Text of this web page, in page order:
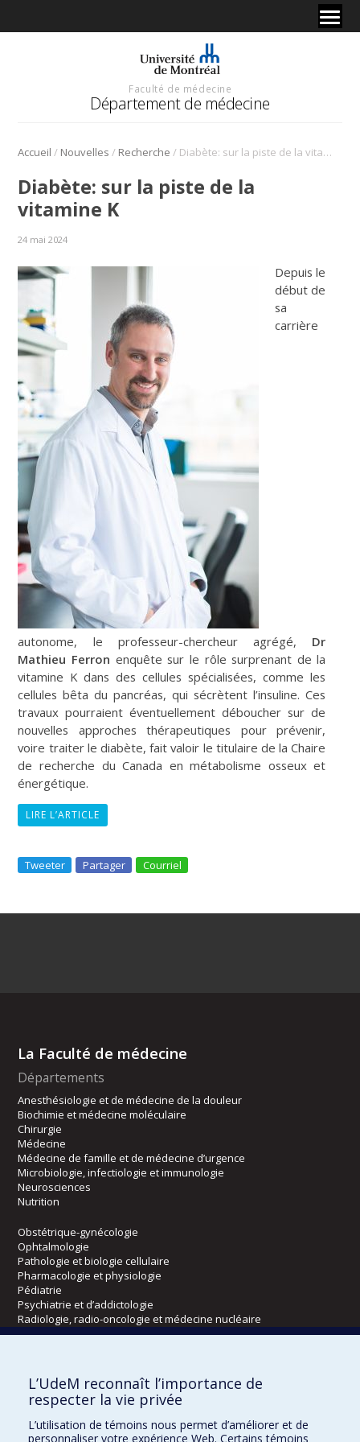
Faculté de médecine
Département de médecine
Accueil / Nouvelles / Recherche / Diabète: sur la piste de la vitamine K
Diabète: sur la piste de la
vitamine K
24 mai 2024
Depuis le
début de
sa
carrière
autonome, le professeur-chercheur agrégé, Dr
Mathieu Ferron enquête sur le rôle surprenant de la
vitamine K dans des cellules spécialisées, comme les
cellules bêta du pancréas, qui sécrètent l’insuline. Ces
travaux pourraient éventuellement déboucher sur de
nouvelles approches thérapeutiques pour prévenir,
voire traiter le diabète, fait valoir le titulaire de la Chaire
de recherche du Canada en métabolisme osseux et
énergétique.
LIRE L’ARTICLE
Tweeter Partager Courriel
La Faculté de médecine
Départements
Anesthésiologie et de médecine de la douleur
Biochimie et médecine moléculaire
Chirurgie
Médecine
Médecine de famille et de médecine d’urgence
Microbiologie, infectiologie et immunologie
Neurosciences
Nutrition
Obstétrique-gynécologie
Ophtalmologie
Pathologie et biologie cellulaire
Pharmacologie et physiologie
Pédiatrie
Psychiatrie et d’addictologie
Radiologie, radio-oncologie et médecine nucléaire
Kinésiologie et des sciences de l’activité physique
Orthophonie et audiologie
Réadaptation
L’UdeM reconnaît l’importance de
respecter la vie privée
L’utilisation de témoins nous permet d’améliorer et de
personnaliser votre expérience Web. Certains témoins